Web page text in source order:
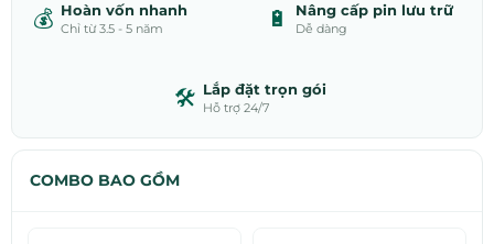
💰 Hoàn vốn nhanh
Chỉ từ 3.5 - 5 năm 🔋 Nâng cấp pin lưu trữ
Dễ dàng
🛠️ Lắp đặt trọn gói
Hỗ trợ 24/7
COMBO BAO GỒM